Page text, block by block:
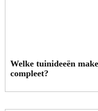
Welke tuinideeën
compleet?